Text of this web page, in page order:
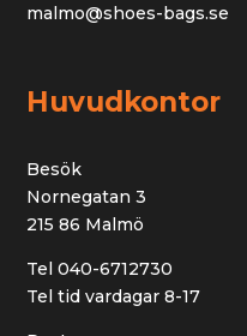
malmo@shoes-bags.se
Huvudkontor
Besök
Nornegatan 3
215 86 Malmö
Tel 040-6712730
Tel tid vardagar 8-17